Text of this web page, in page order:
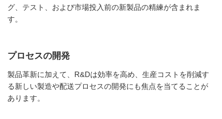
グ、テスト、および市場投入前の新製品の精練が含まれま
す。
プロセスの開発
製品革新に加えて、R&Dは効率を高め、生産コストを削減す
る新しい製造や配送プロセスの開発にも焦点を当てることが
あります。